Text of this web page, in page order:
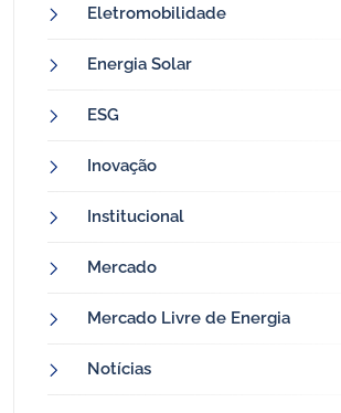
Eletromobilidade
Energia Solar
ESG
Inovação
Institucional
Mercado
Mercado Livre de Energia
Notícias